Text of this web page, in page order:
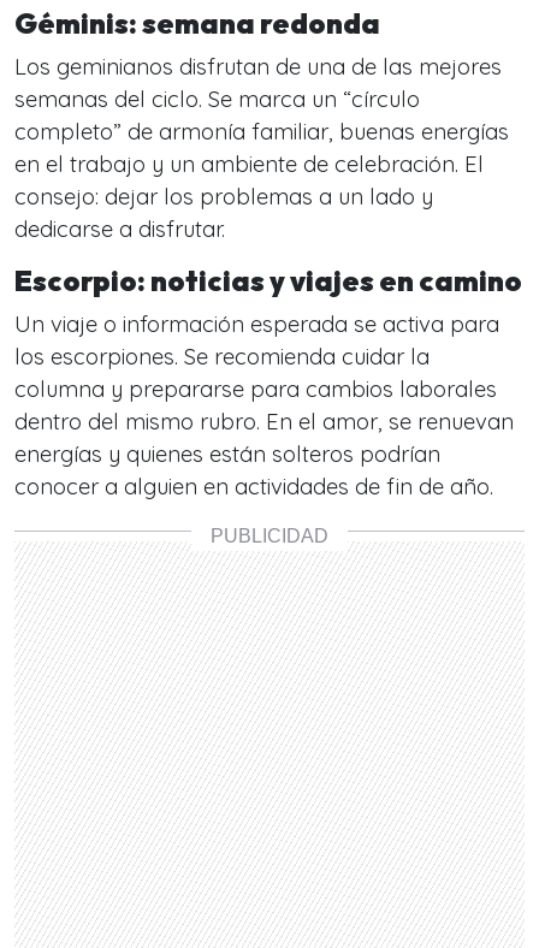
Géminis: semana redonda
Los geminianos disfrutan de una de las mejores
semanas del ciclo. Se marca un “círculo
completo” de armonía familiar, buenas energías
en el trabajo y un ambiente de celebración. El
consejo: dejar los problemas a un lado y
dedicarse a disfrutar.
Escorpio: noticias y viajes en camino
Un viaje o información esperada se activa para
los escorpiones. Se recomienda cuidar la
columna y prepararse para cambios laborales
dentro del mismo rubro. En el amor, se renuevan
energías y quienes están solteros podrían
conocer a alguien en actividades de fin de año.